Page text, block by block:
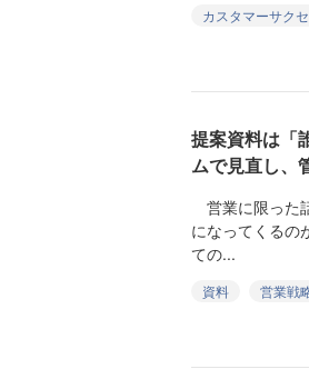
カスタマーサク
提案資料は「
ムで見直し、
営業に限った
になってくるの
ての...
資料
営業戦